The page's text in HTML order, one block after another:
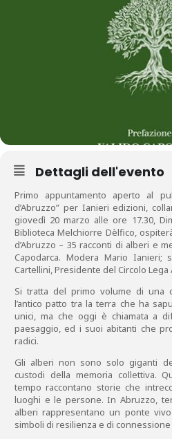
Dettagli dell'evento
Primo appuntamento aperto al
d’Abruzzo” per Ianieri edizioni,
giovedì 20 marzo alle ore 17.30,
Biblioteca Melchiorre Dèlfico,
d’Abruzzo – 35 racconti di alberi e
Capodarca. Modera Mario Ianieri;
Cartellini, Presidente del Circolo
Si tratta del primo volume di una
l’antico patto tra la terra che ha
unici, ma che oggi è chiamata a
paesaggio, ed i suoi abitanti che
radici.
Gli alberi non sono solo giganti
custodi della memoria collettiva.
tempo raccontano storie che
luoghi e le persone. In Abruzzo,
alberi rappresentano un ponte
simboli di resilienza e di